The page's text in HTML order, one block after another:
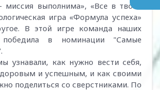
миссия выполнима», «Все в твоих
игра «Формула успеха»
В этой игре команда наших
победила в номинации "Самые
как нужно вести себя,
и успешным, и как своими
поделиться со сверстниками. По